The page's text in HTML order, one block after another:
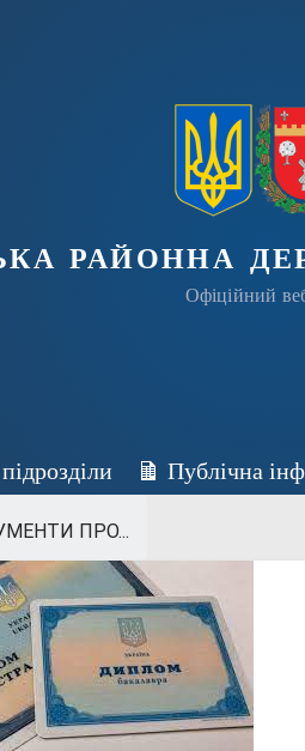
районна
Офіційний
Публічна
ПРО...